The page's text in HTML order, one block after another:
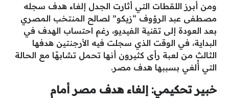
ومن أبرز اللقطات التي أثارت الجدل إلغاء هدف سجله
مصطفى عبد الرؤوف “زيكو” لصالح المنتخب المصري
بعد العودة إلى تقنية الفيديو، رغم احتساب الهدف في
البداية، في الوقت الذي سجلت فيه الأرجنتين هدفها
الثالث من لعبة رأى كثيرون أنها تحمل تشابهًا مع الحالة
التي أُلغي بسببها هدف مصر.
خبير تحكيمي: إلغاء هدف مصر أمام